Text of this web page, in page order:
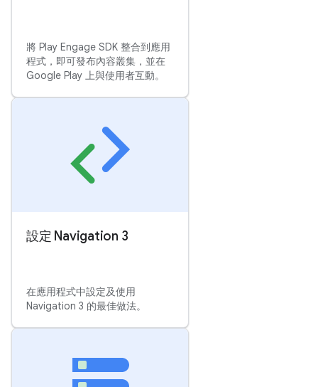
將 Play Engage SDK 整合到應用
程式，即可發布內容叢集，並在
Google Play 上與使用者互動。
設定 Navigation 3
在應用程式中設定及使用
Navigation 3 的最佳做法。